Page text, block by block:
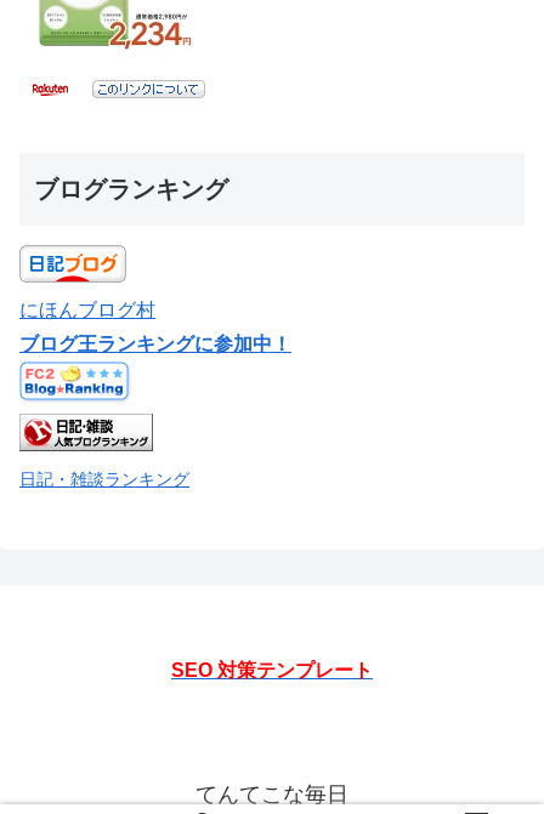
ブログランキング
にほんブログ村
ブログ王ランキングに参加中！
日記・雑談ランキング
SEO 対策テンプレート
てんてこな毎日